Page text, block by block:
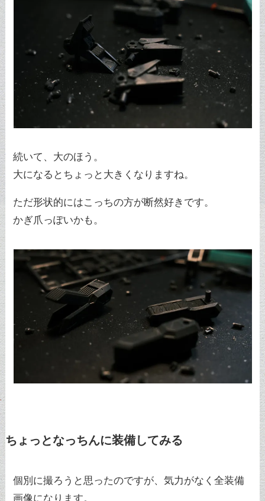
続いて、大のほう。
大になるとちょっと大きくなりますね。
ただ形状的にはこっちの方が断然好きです。
かぎ爪っぽいかも。
ちょっとなっちんに装備してみる
個別に撮ろうと思ったのですが、気力がなく全装備
画像になります。